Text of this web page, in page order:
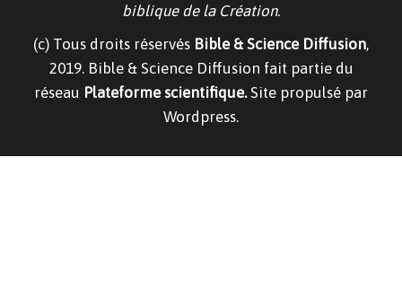
i
biblique de la Création.
(c) Tous droits réservés Bible & Science Diffusion,
2019. Bible & Science Diffusion fait partie du
réseau Plateforme scientifique.Site propulsé par
Wordpress.